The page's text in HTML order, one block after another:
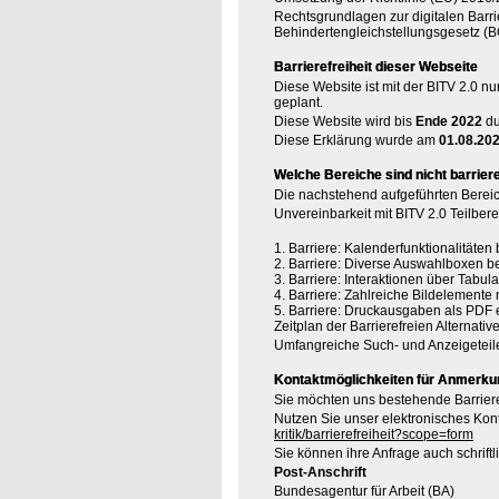
Rechtsgrundlagen zur digitalen
Behindertengleichstellungsgesetz
Barrierefreiheit dieser Webseite
Diese Website ist mit der BITV 2.0
geplant.
Diese Website wird bis Ende 2022
Diese Erklärung wurde am
Welche Bereiche sind nicht
Die nachstehend aufgeführten
Unvereinbarkeit mit BITV 2.0
1. Barriere:
2. Barriere: Diverse Auswahlboxen
3. Barriere: Interaktionen über
4. Barriere: Zahlreiche
5. Barriere: Druckausgaben als
Zeitplan der Barrierefreien
Umfangreiche Such- und
Kontaktmöglichkeiten für
Sie möchten uns bestehende
Nutzen Sie unser elektronisches
kritik/barrierefreiheit?scope=form
Sie können ihre Anfrage auch
Post-Anschrift
Bundesagentur für Arbeit (BA)